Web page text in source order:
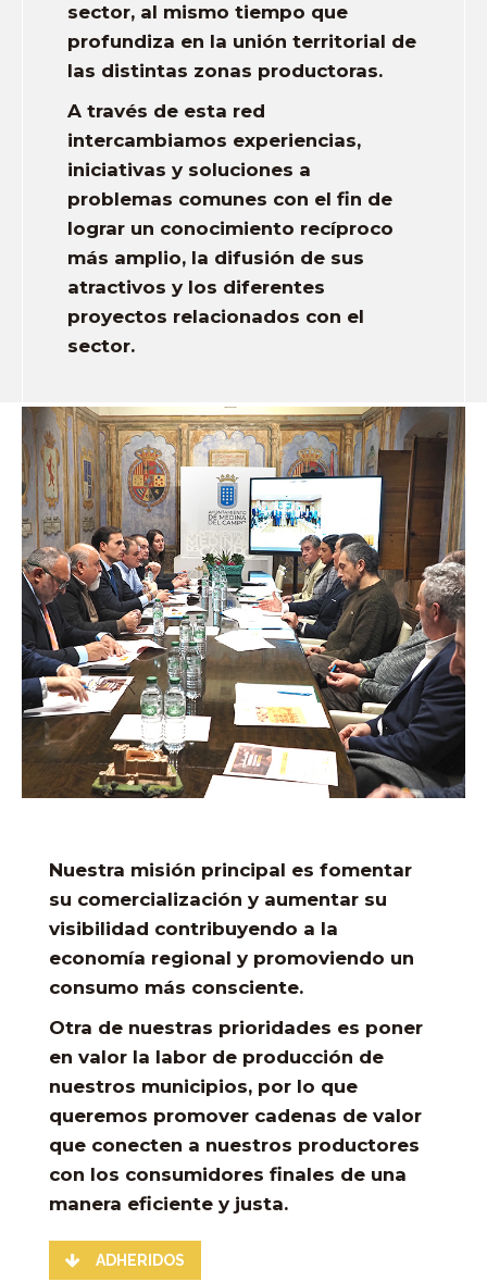
sector, al mismo tiempo que
profundiza en la unión territorial de
las distintas zonas productoras.
A través de esta red
intercambiamos experiencias,
iniciativas y soluciones a
problemas comunes con el fin de
lograr un conocimiento recíproco
más amplio, la difusión de sus
atractivos y los diferentes
proyectos relacionados con el
sector.
Nuestra misión principal es fomentar
su comercialización y aumentar su
visibilidad contribuyendo a la
economía regional y promoviendo un
consumo más consciente.
Otra de nuestras prioridades es poner
en valor la labor de producción de
nuestros municipios, por lo que
queremos promover cadenas de valor
que conecten a nuestros productores
con los consumidores finales de una
manera eficiente y justa.
ADHERIDOS